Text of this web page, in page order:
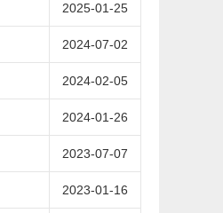
2025-01-25
2024-07-02
2024-02-05
2024-01-26
2023-07-07
2023-01-16